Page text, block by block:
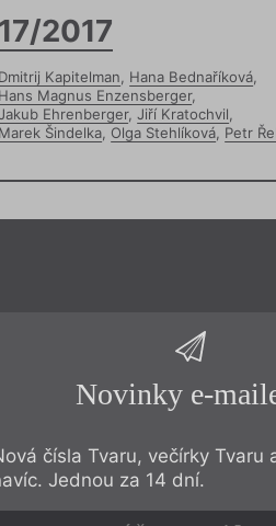
2017
Kapitelman Hana Bednaříková
Magnus Enzensberger,
Ehrenberger, Jiří Kratochvil
Šindelka Olga Stehlíková Petr
Novinky e-
čísla Tvaru, večírky Tvaru
Jednou za 14 dní.